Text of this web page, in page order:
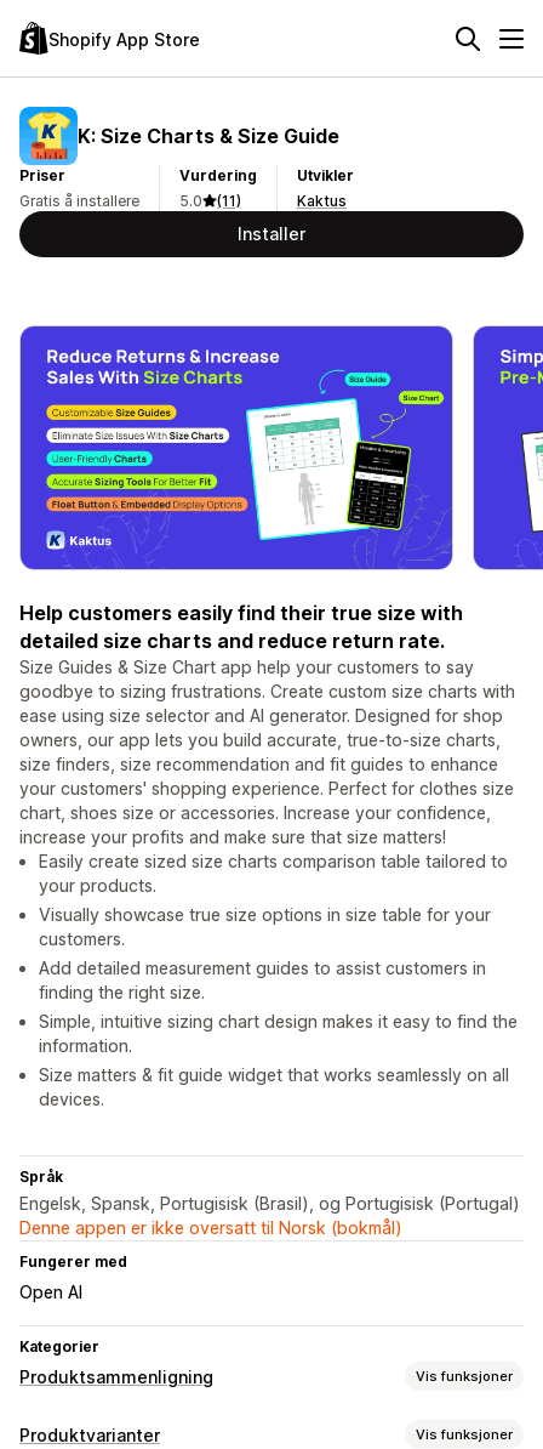
Shopify App Store
K: Size Charts & Size Guide
Priser
Gratis å installere
Vurdering
5.0
(11)
Utvikler
Kaktus
Installer
Help customers easily find their true size with
detailed size charts and reduce return rate.
Size Guides & Size Chart app help your customers to say
goodbye to sizing frustrations. Create custom size charts with
ease using size selector and AI generator. Designed for shop
owners, our app lets you build accurate, true-to-size charts,
size finders, size recommendation and fit guides to enhance
your customers' shopping experience. Perfect for clothes size
chart, shoes size or accessories. Increase your confidence,
increase your profits and make sure that size matters!
Easily create sized size charts comparison table tailored to
your products.
Visually showcase true size options in size table for your
customers.
Add detailed measurement guides to assist customers in
finding the right size.
Simple, intuitive sizing chart design makes it easy to find the
information.
Size matters & fit guide widget that works seamlessly on all
devices.
Språk
Engelsk, Spansk, Portugisisk (Brasil), og Portugisisk (Portugal)
Denne appen er ikke oversatt til Norsk (bokmål)
Fungerer med
Open AI
Kategorier
Produktsammenligning Vis funksjoner
Sammenligningsverktøy
Produktvarianter Vis funksjoner